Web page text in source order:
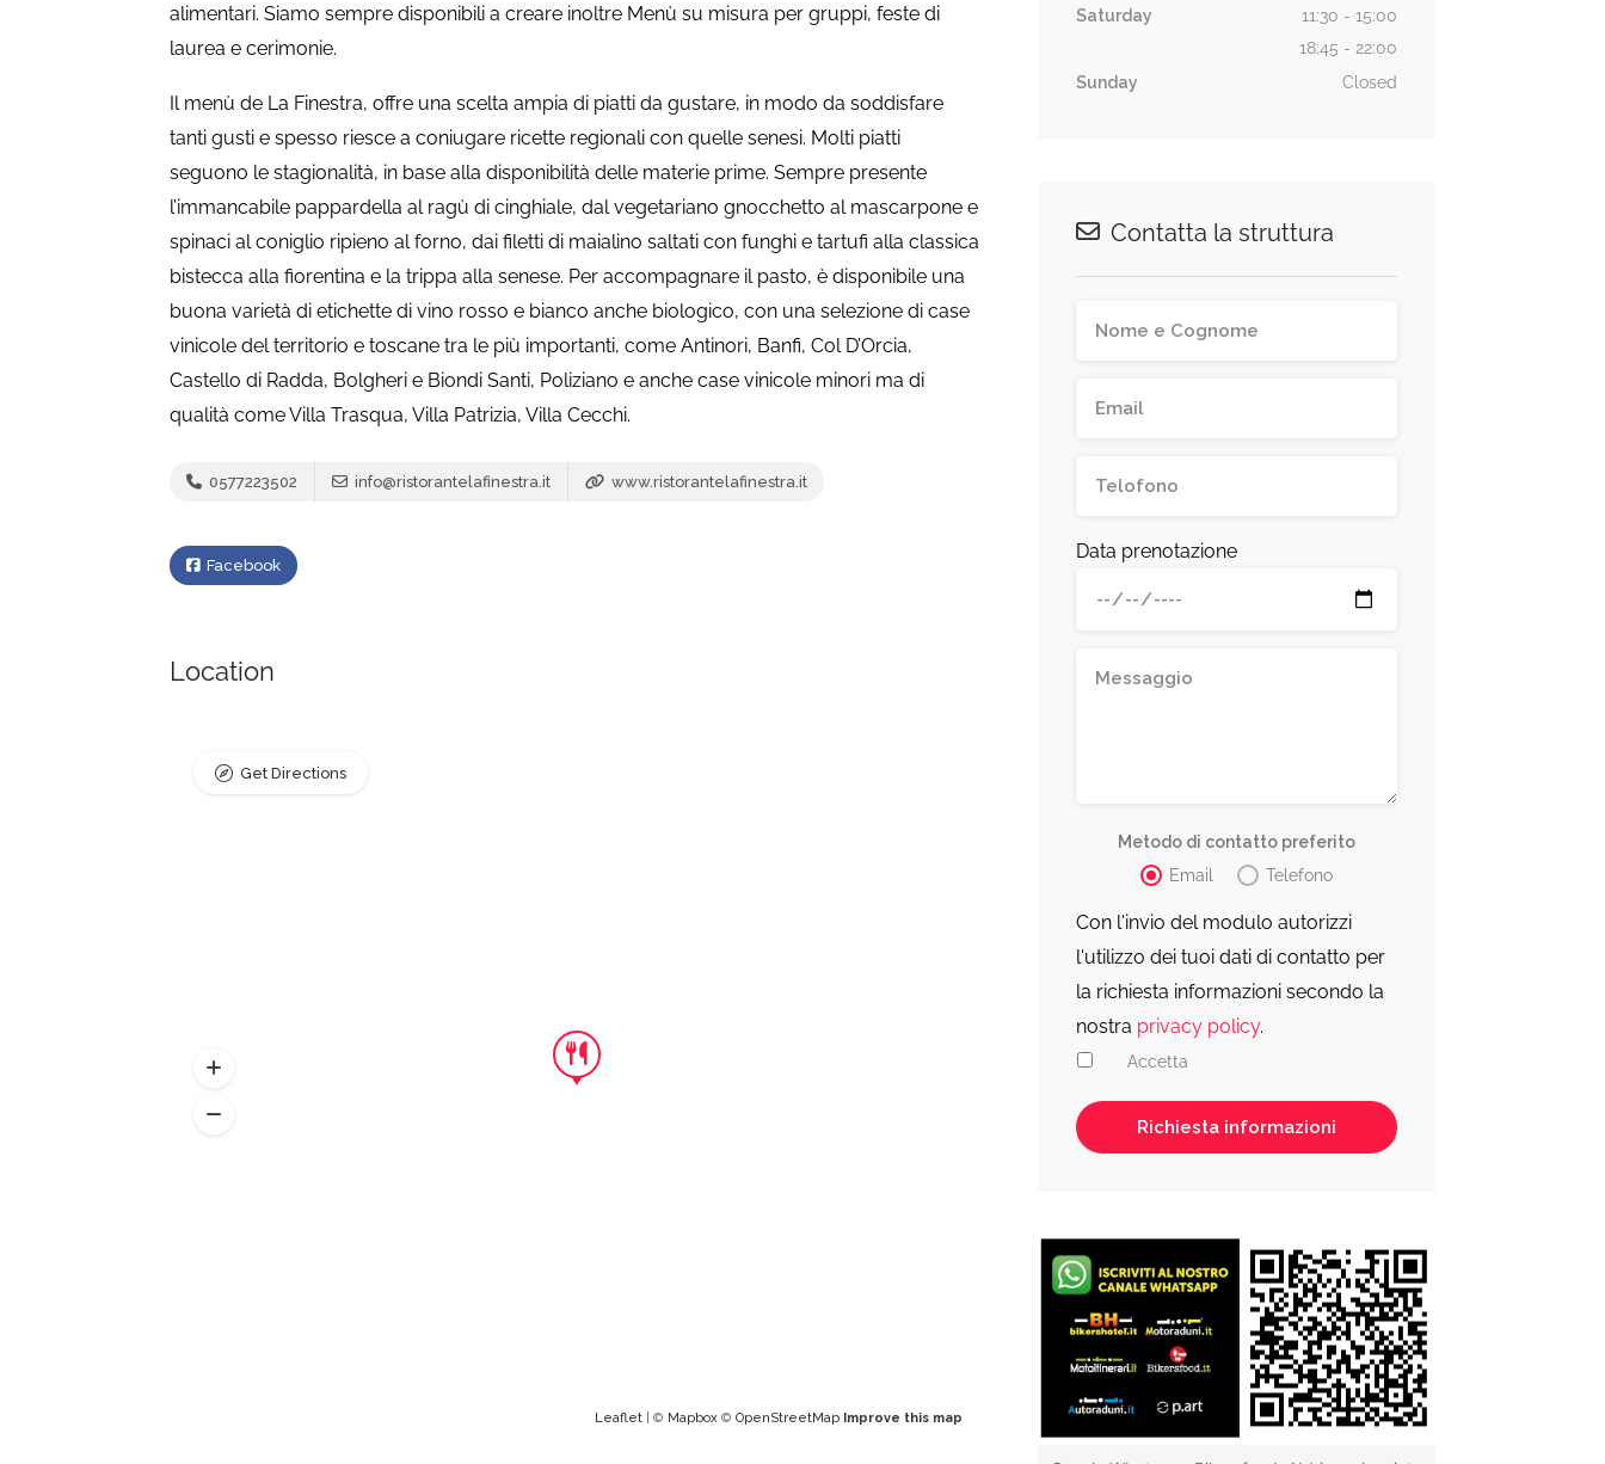
alimentari. Siamo sempre disponibili a creare inoltre Menù su misura per gruppi, feste di
laurea e cerimonie.
Il menù de La Finestra, offre una scelta ampia di piatti da gustare, in modo da soddisfare
tanti gusti e spesso riesce a coniugare ricette regionali con quelle senesi. Molti piatti
seguono le stagionalità, in base alla disponibilità delle materie prime. Sempre presente
l’immancabile pappardella al ragù di cinghiale, dal vegetariano gnocchetto al mascarpone e
spinaci al coniglio ripieno al forno, dai filetti di maialino saltati con funghi e tartufi alla classica
bistecca alla fiorentina e la trippa alla senese. Per accompagnare il pasto, è disponibile una
buona varietà di etichette di vino rosso e bianco anche biologico, con una selezione di case
vinicole del territorio e toscane tra le più importanti, come Antinori, Banfi, Col D’Orcia,
Castello di Radda, Bolgheri e Biondi Santi, Poliziano e anche case vinicole minori ma di
qualità come Villa Trasqua, Villa Patrizia, Villa Cecchi.
0577223502 info@ristorantelafinestra.it www.ristorantelafinestra.it
Facebook
Location
Leaflet| © Mapbox© OpenStreetMap Improve this map
Get Directions
Saturday
11:30 - 15:00
18:45 - 22:00
Sunday
Closed
Contatta la struttura
Data prenotazione
Metodo di contatto preferito
Email
Telefono
Con l'invio del modulo autorizzi
l'utilizzo dei tuoi dati di contatto per
la richiesta informazioni secondo la
nostra privacy policy.
Accetta